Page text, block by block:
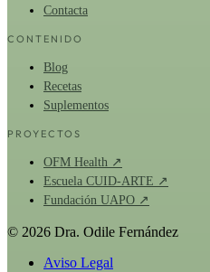
Contacta
CONTENIDO
Blog
Recetas
Suplementos
PROYECTOS
OFM Health ↗
Escuela CUID-ARTE ↗
Fundación UAPO ↗
© 2026 Dra. Odile Fernández
Aviso Legal